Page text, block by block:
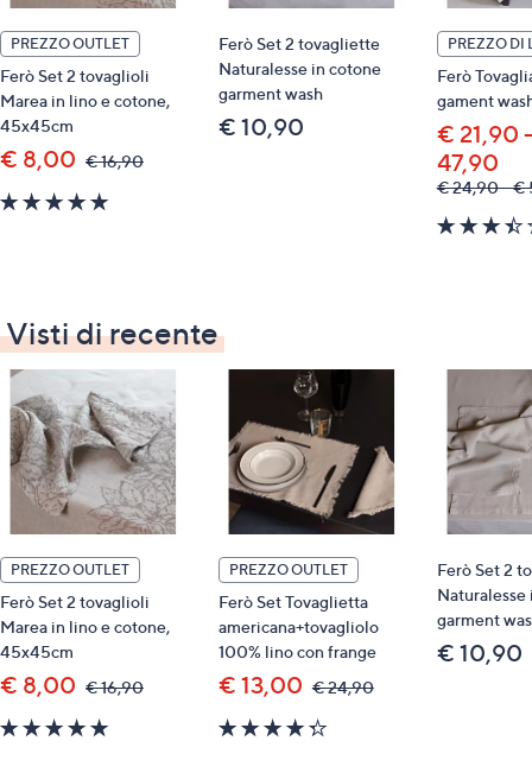
PREZZO OUTLET
Ferò Set 2 tovaglioli
Marea in lino e cotone,
45x45cm
€ 8,00 € 16,90,
Ferò Set 2 tovagliette
Naturalesse in cotone
garment wash
€ 10,90
PREZZO DI
Ferò
gament
€ 21,90
47,90
€ 24,90 - €
Visti di recente
PREZZO OUTLET
Ferò Set 2 tovaglioli
Marea in lino e cotone,
45x45cm
€ 8,00 € 16,90,
PREZZO OUTLET
Ferò Set Tovaglietta
americana+tovagliolo
100% lino con frange
€ 13,00 € 24,90,
Ferò Set 2
Naturalesse
garment
€ 10,90